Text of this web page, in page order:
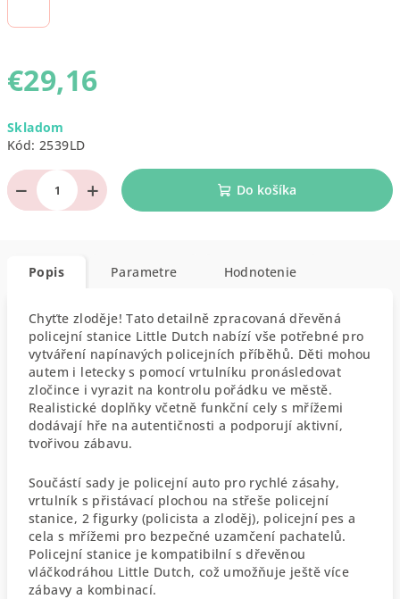
€29,16
cena:
Skladom
Kód: 2539LD
+
− Do košíka
Popis Parametre Hodnotenie
Chyťte zloděje! Tato detailně zpracovaná dřevěná
policejní stanice Little Dutch nabízí vše potřebné pro
vytváření napínavých policejních příběhů. Děti mohou
autem i letecky s pomocí vrtulníku pronásledovat
zločince i vyrazit na kontrolu pořádku ve městě.
Realistické doplňky včetně funkční cely s mřížemi
dodávají hře na autentičnosti a podporují aktivní,
tvořivou zábavu.
Součástí sady je policejní auto pro rychlé zásahy,
vrtulník s přistávací plochou na střeše policejní
stanice, 2 figurky (policista a zloděj), policejní pes a
cela s mřížemi pro bezpečné uzamčení pachatelů.
Policejní stanice je kompatibilní s dřevěnou
vláčkodráhou Little Dutch, což umožňuje ještě více
zábavy a kombinací.